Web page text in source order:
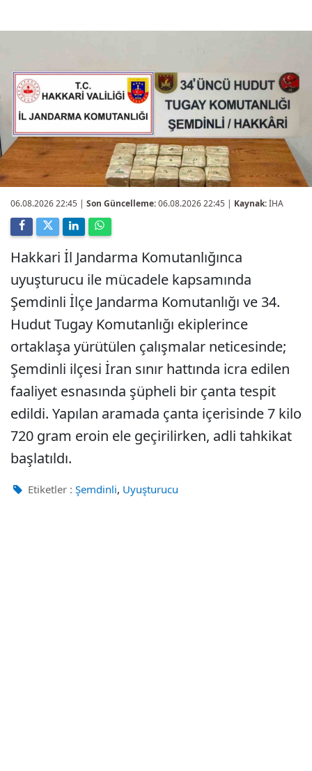
06.08.2026 22:45 | Son Güncelleme:06.08.2026 22:45 | Kaynak:İHA
Hakkari İl Jandarma Komutanlığınca
uyuşturucu ile mücadele kapsamında
Şemdinli İlçe Jandarma Komutanlığı ve 34.
Hudut Tugay Komutanlığı ekiplerince
ortaklaşa yürütülen çalışmalar neticesinde;
Şemdinli ilçesi İran sınır hattında icra edilen
faaliyet esnasında şüpheli bir çanta tespit
edildi. Yapılan aramada çanta içerisinde 7 kilo
720 gram eroin ele geçirilirken, adli tahkikat
başlatıldı.
Etiketler : Şemdinli, Uyuşturucu